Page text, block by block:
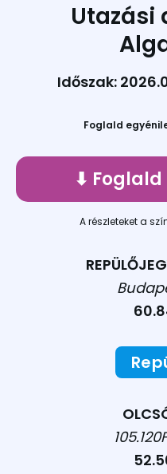
Utazási
Időszak:
Foglald
⬇︎
A részleteket a